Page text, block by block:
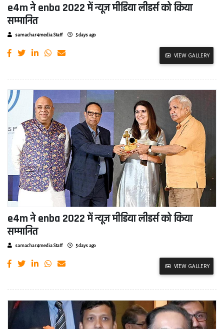
e4m ने enba 2022 में न्यूज मीडिया लीडर्स को किया
सम्मानित
samachar4media Staff 5 days ago
VIEW GALLERY
e4m ने enba 2022 में न्यूज मीडिया लीडर्स को किया
सम्मानित
samachar4media Staff 5 days ago
VIEW GALLERY